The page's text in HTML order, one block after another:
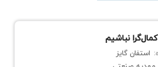
نباشیم
استفان گایز